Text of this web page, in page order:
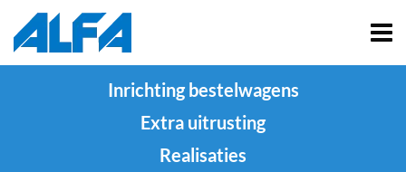
Inrichting bestelwagens
Extra uitrusting
Realisaties